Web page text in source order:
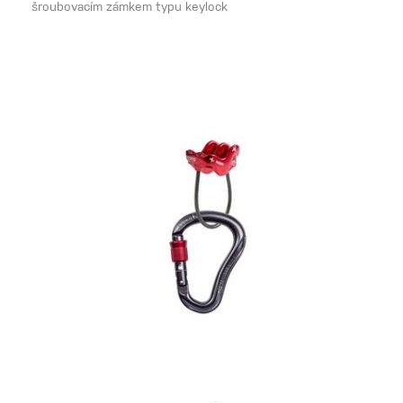
šroubovacím zámkem typu keylock